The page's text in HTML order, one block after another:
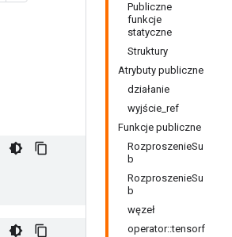
Publiczne
funkcje
statyczne
Struktury
Atrybuty publiczne
działanie
wyjście_ref
Funkcje publiczne
RozproszenieSu
b
RozproszenieSu
b
węzeł
operator::tensorf